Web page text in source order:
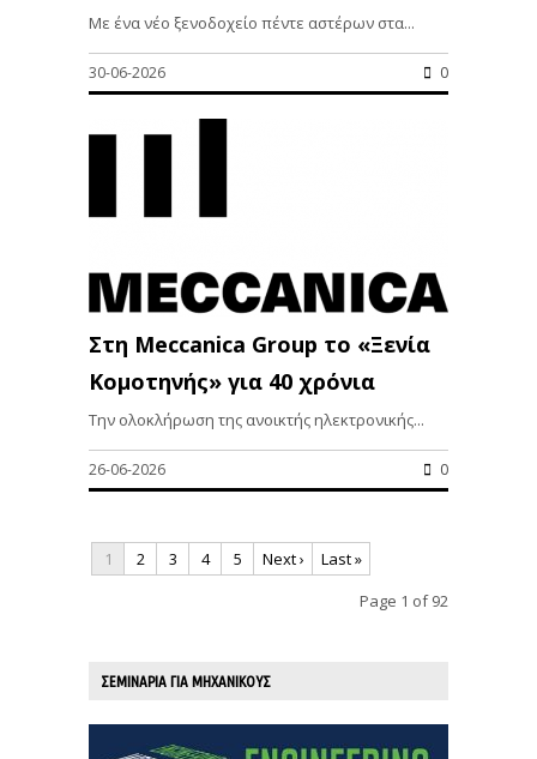
Με ένα νέο ξενοδοχείο πέντε αστέρων στα...
30-06-2026 0
Στη Meccanica Group το «Ξενία
Κομοτηνής» για 40 χρόνια
Την ολοκλήρωση της ανοικτής ηλεκτρονικής...
26-06-2026 0
1 2 3 4 5 Next ›
Last »
Page 1 of 92
ΣΕΜΙΝΑΡΙΑ ΓΙΑ ΜΗΧΑΝΙΚΟΥΣ